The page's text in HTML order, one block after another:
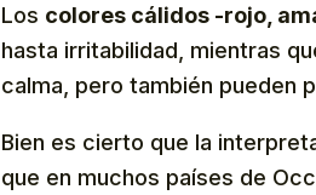
Los colores cálidos -rojo,
hasta irritabilidad, mientras
calma, pero también pueden
Bien es cierto que la
que en muchos países de